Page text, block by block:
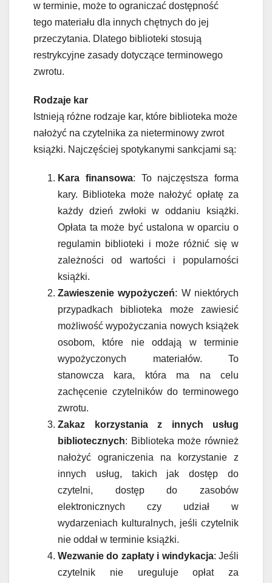
w terminie, może to ograniczać dostępność
tego materiału dla innych chętnych do jej
przeczytania. Dlatego biblioteki stosują
restrykcyjne zasady dotyczące terminowego
zwrotu.
Rodzaje kar
Istnieją różne rodzaje kar, które biblioteka może
nałożyć na czytelnika za nieterminowy zwrot
książki. Najczęściej spotykanymi sankcjami są:
Kara finansowa: To najczęstsza forma
kary. Biblioteka może nałożyć opłatę za
każdy dzień zwłoki w oddaniu książki.
Opłata ta może być ustalona w oparciu o
regulamin biblioteki i może różnić się w
zależności od wartości i popularności
książki.
Zawieszenie wypożyczeń: W niektórych
przypadkach biblioteka może zawiesić
możliwość wypożyczania nowych książek
osobom, które nie oddają w terminie
wypożyczonych materiałów. To
stanowcza kara, która ma na celu
zachęcenie czytelników do terminowego
zwrotu.
Zakaz korzystania z innych usług
bibliotecznych: Biblioteka może również
nałożyć ograniczenia na korzystanie z
innych usług, takich jak dostęp do
czytelni, dostęp do zasobów
elektronicznych czy udział w
wydarzeniach kulturalnych, jeśli czytelnik
nie oddał w terminie książki.
Wezwanie do zapłaty i windykacja: Jeśli
czytelnik nie ureguluje opłat za